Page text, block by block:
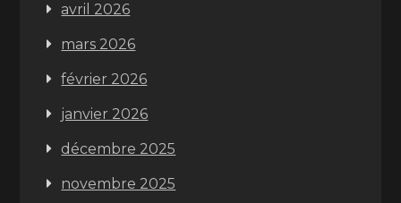
avril 2026
mars 2026
février 2026
janvier 2026
décembre 2025
novembre 2025